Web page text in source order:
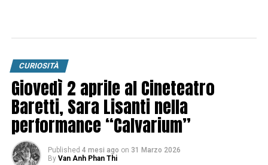
CURIOSITÀ
Giovedì 2 aprile al Cineteatro
Baretti, Sara Lisanti nella
performance “Calvarium”
Published 4 mesi ago on 31 Marzo 2026
By Van Anh Phan Thi